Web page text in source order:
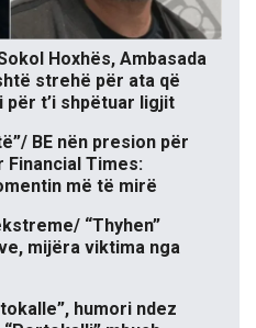
Hoxhës, Ambasada
strehë për ata që
t’i shpëtuar ligjit
BE nën presion për
Financial Times:
më të mirë
“Thyhen”
mijëra viktima nga
humori ndez